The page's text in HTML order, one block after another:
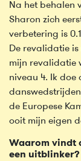
Na het behalen
Sharon zich
verbetering is
De revalidatie
mijn revalidatie
niveau 4. Ik doe
de Europese
ooit mijn eigen
Waarom vindt
een uitblinker?